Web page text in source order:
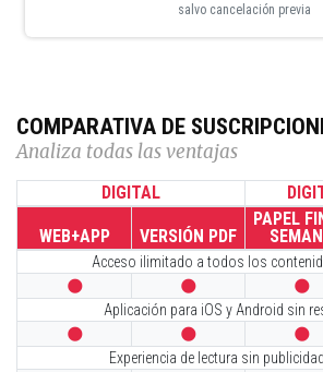
salvo cancelación previa
COMPARATIVA DE
Analiza todas las ventajas
DIGITAL
WEB+APP VERSIÓN PDF
PAPEL
Acceso ilimitado a todos los
  
Aplicación para iOS y Android sin
  
Experiencia de lectura sin